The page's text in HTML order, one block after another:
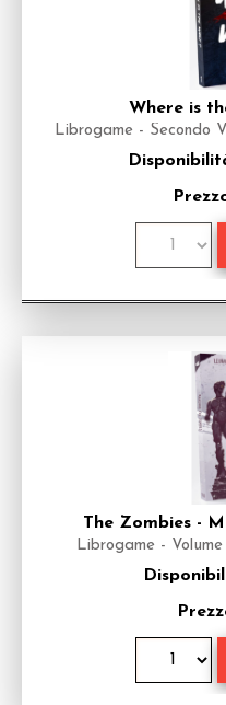
Where is
Librogame - Secondo
The Zombies -
Librogame -